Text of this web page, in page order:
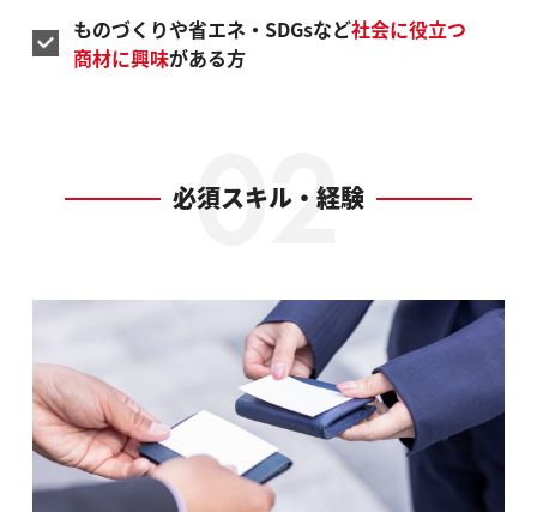
ものづくりや省エネ・SDGsなど社会に役立つ
商材に興味がある方
必須スキル・経験